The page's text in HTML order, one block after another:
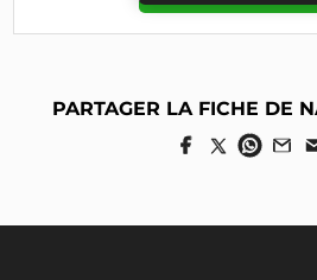
PARTAGER LA FICHE DE